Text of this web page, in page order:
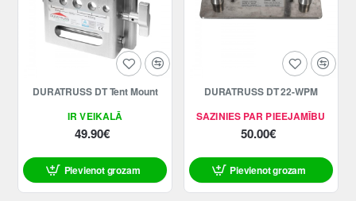
IR VEIKALĀ
DURATRUSS DT Tent Mount
49.90€
Pievienot grozam
SAZINIES PAR PIEEJAMĪBU
DURATRUSS DT 22-WPM
50.00€
Pievienot grozam